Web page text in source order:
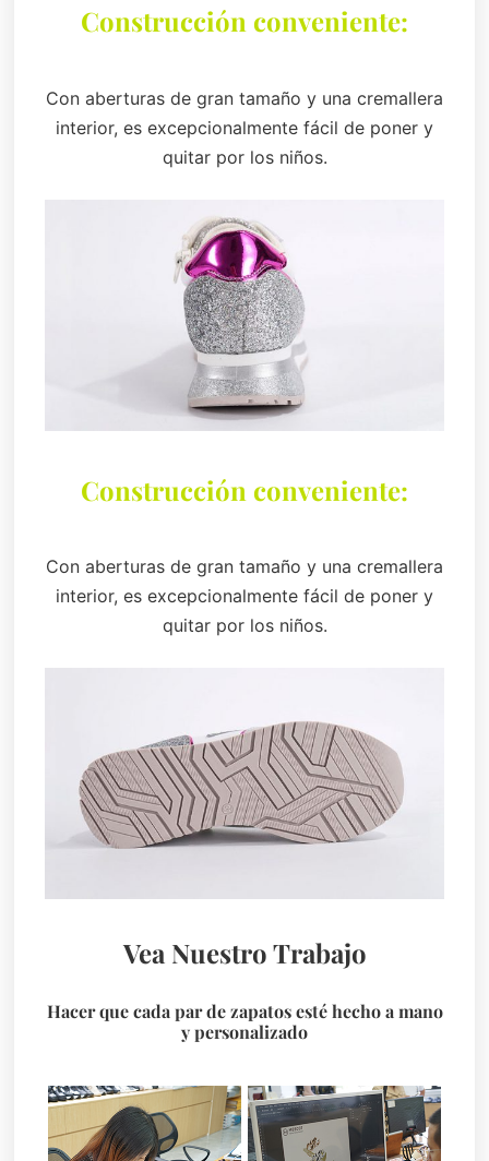
Construcción conveniente:
Con aberturas de gran tamaño y una cremallera
interior, es excepcionalmente fácil de poner y
quitar por los niños.
Construcción conveniente:
Con aberturas de gran tamaño y una cremallera
interior, es excepcionalmente fácil de poner y
quitar por los niños.
Vea Nuestro Trabajo
Hacer que cada par de zapatos esté hecho a mano
y personalizado